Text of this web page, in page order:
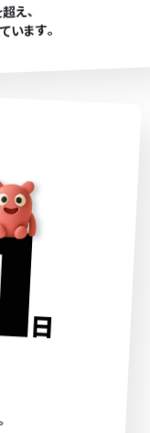
え､
います｡